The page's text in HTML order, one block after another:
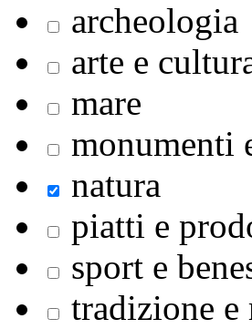
archeologia
arte e
mare
monumenti
natura
piatti e
sport e
tradizione e